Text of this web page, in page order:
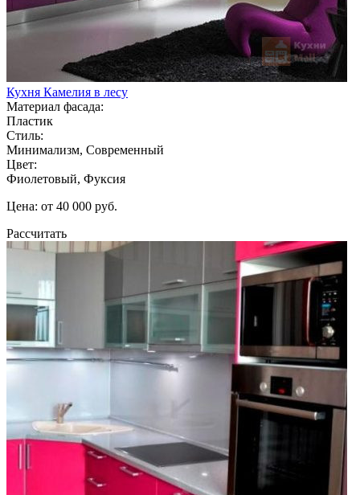
Кухня Камелия в лесу
Материал фасада:
Пластик
Стиль:
Минимализм, Современный
Цвет:
Фиолетовый, Фуксия
Цена: от 40 000 руб.
Рассчитать